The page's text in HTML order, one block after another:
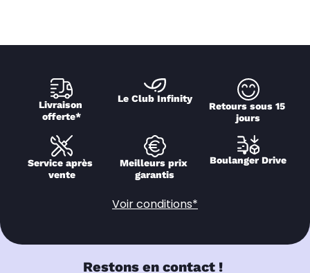
Livraison
offerte*
Le Club Infinity
Retours sous 15
jours
Service après
vente
Meilleurs prix
garantis
Boulanger Drive
Voir conditions*
Restons en contact !